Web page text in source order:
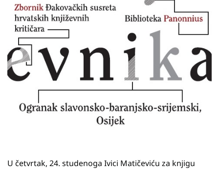
U četvrtak, 24. studenoga Ivici Matičeviću za knjigu